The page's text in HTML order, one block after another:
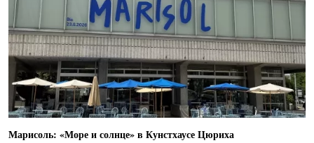
Марисоль: «Море и солнце» в Кунстхаусе Цюриха